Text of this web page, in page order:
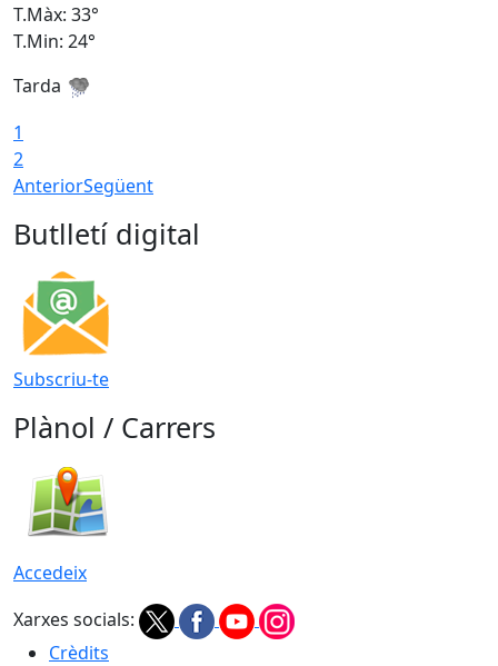
T.Màx: 33°
T.Min: 24°
Tarda
1
2
AnteriorSegüent
Butlletí digital
Subscriu-te
Plànol / Carrers
Accedeix
Xarxes socials:
Crèdits